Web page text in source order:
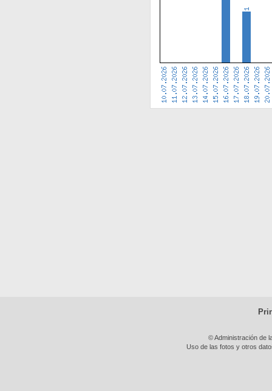
© Administración de
Uso de las fotos y otros